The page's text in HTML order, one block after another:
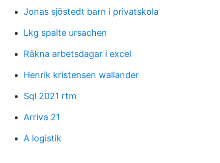
Jonas sjöstedt barn i privatskola
Lkg spalte ursachen
Räkna arbetsdagar i excel
Henrik kristensen wallander
Sql 2021 rtm
Arriva 21
A logistik